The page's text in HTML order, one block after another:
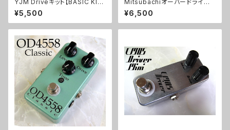
YJM Driveキット【BASIC KI
T】
¥5,500
Mitsubachiオーバードライブ
キット【BASIC KIT】
¥6,500